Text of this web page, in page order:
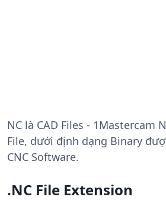
NC là CAD Files - 1Mastercam
File, dưới định dạng Binary
CNC Software.
.NC File Extension